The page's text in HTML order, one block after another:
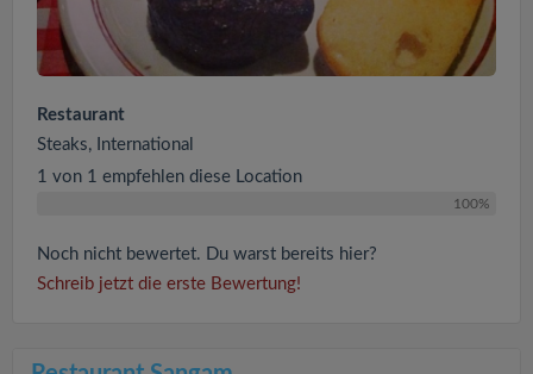
Restaurant
Steaks, International
1 von 1 empfehlen diese Location
100%
Noch nicht bewertet. Du warst bereits hier?
Schreib jetzt die erste Bewertung!